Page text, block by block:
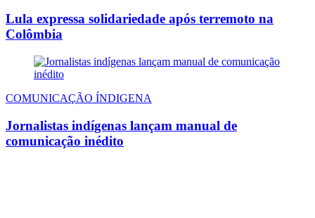
Lula expressa solidariedade após terremoto na
Colômbia
COMUNICAÇÃO ÍNDIGENA
Jornalistas indígenas lançam manual de
comunicação inédito